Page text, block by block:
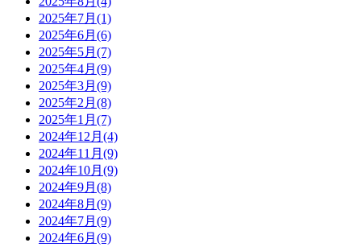
2025年7月(1)
2025年6月(6)
2025年5月(7)
2025年4月(9)
2025年3月(9)
2025年2月(8)
2025年1月(7)
2024年12月(4)
2024年11月(9)
2024年10月(9)
2024年9月(8)
2024年8月(9)
2024年7月(9)
2024年6月(9)